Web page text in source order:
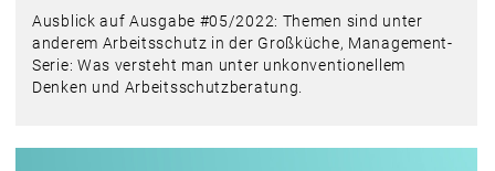
Ausblick auf Ausgabe #05/2022: Themen sind unter
anderem Arbeitsschutz in der Großküche, Management-
Serie: Was versteht man unter unkonventionellem
Denken und Arbeitsschutzberatung.